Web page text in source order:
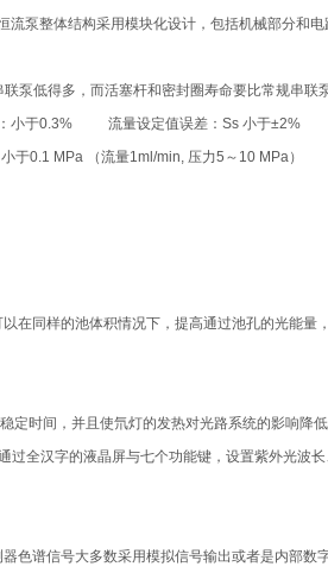
泵整体结构采用模块化设计，包括机械部分和电
联泵低得多，而活塞杆和密封圈寿命要比常规
小于0.3% 流量设定值误差：Ss 小于±2%
0.1 MPa （流量1ml/min, 压力5～10 MPa）
在同样的池体积情况下，提高通过池孔的光能量
时间，并且使氘灯的发热对光路系统的影响降
全汉字的液晶屏与七个功能键，设置紫外光波长
色谱信号大多数采用模拟信号输出或者是内部数